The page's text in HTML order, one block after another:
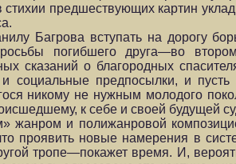
стихии предшествующих картин
Багрова вступать на дорогу
погибшего друга—во
сказаний о благородных
социальные предпосылки, и
никому не нужным молодого
к себе и своей будущей
жанром и полижанровой
проявить новые намерения в
тропе—покажет время. И,